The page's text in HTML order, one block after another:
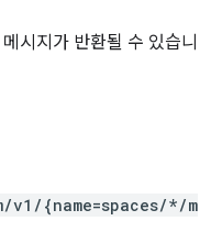
시지가 반환될 수 있습니
{name=spaces/*/m